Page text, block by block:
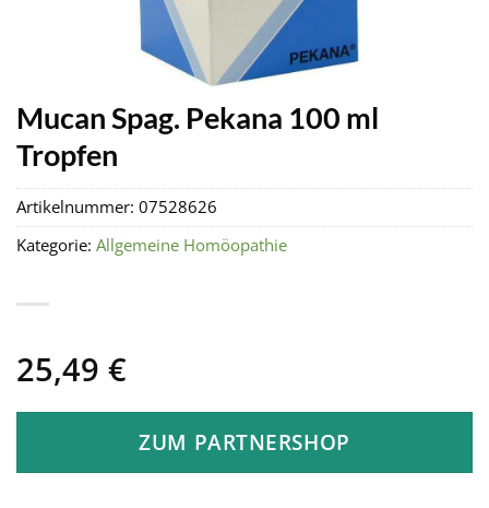
Mucan Spag. Pekana 100 ml
Tropfen
25,49 €
ZUM PARTNERSHOP
Artikelnummer: 07528626
Kategorie: Allgemeine Homöopathie